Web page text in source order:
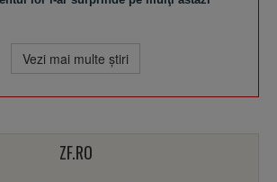
Vezi mai multe ştiri
ZF.RO